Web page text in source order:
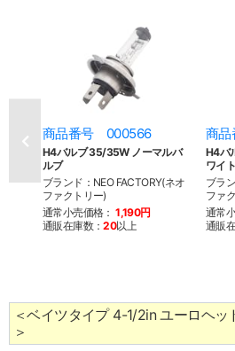
商品番号 000566
H4バルブ 35/35W ノーマルバ
ルブ
ブランド：NEO FACTORY(ネオ
ファクトリー)
通常小売価格： 1,190円
通販在庫数：20以上
商
H4バ
ワイ
ブラ
ファ
通常
通販
＜ベイツタイプ 4-1/2in ユーロヘッ
＞